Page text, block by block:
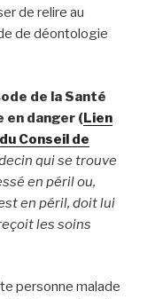
de relire au
de déontologie
de la Santé
en danger (Lien
Conseil de
qui se trouve
en péril ou,
en péril, doit lui
les soins
personne malade